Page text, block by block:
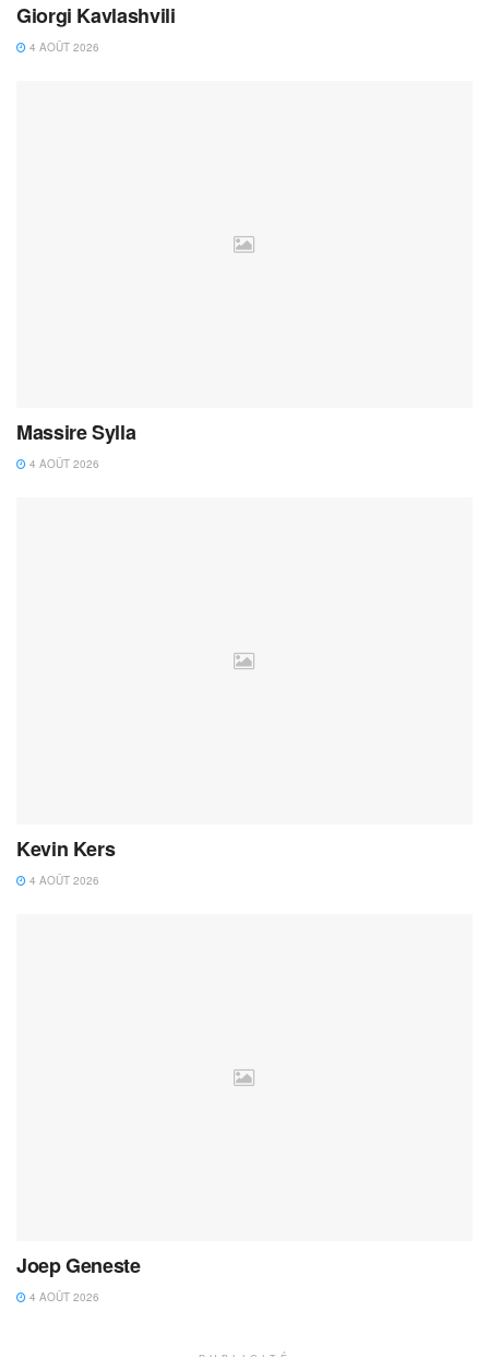
Giorgi Kavlashvili
4 AOÛT 2026
Massire Sylla
4 AOÛT 2026
Kevin Kers
4 AOÛT 2026
Joep Geneste
4 AOÛT 2026